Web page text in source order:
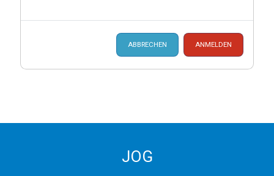
ABBRECHEN ANMELDEN
JOG